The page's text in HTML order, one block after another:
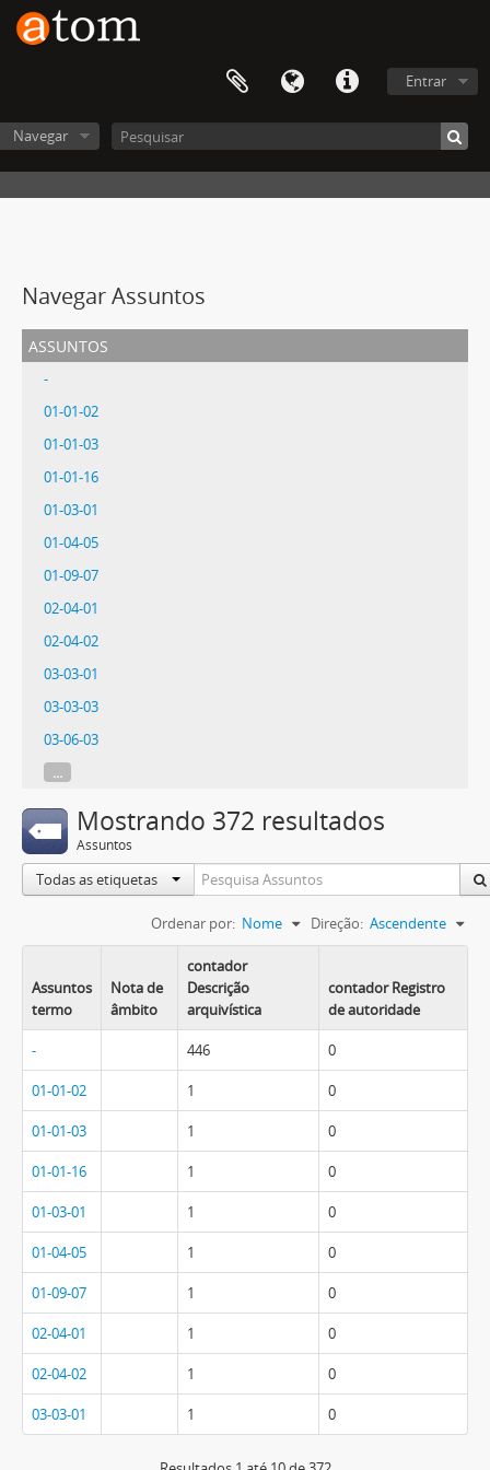
Entrar
Navegar
Navegar Assuntos
assuntos
-
01-01-02
01-01-03
01-01-16
01-03-01
01-04-05
01-09-07
02-04-01
02-04-02
03-03-01
03-03-03
03-06-03
...
Mostrando 372 resultados
Assuntos
Todas as etiquetas
Ordenar por: Nome Direção: Ascendente
Assuntos
termo
Nota de
âmbito
contador
Descrição
arquivística
contador Registro
de autoridade
- 446 0
01-01-02 1 0
01-01-03 1 0
01-01-16 1 0
01-03-01 1 0
01-04-05 1 0
01-09-07 1 0
02-04-01 1 0
02-04-02 1 0
03-03-01 1 0